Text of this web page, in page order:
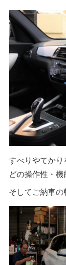
すべりやてか
どの操作性・
そしてご納車の